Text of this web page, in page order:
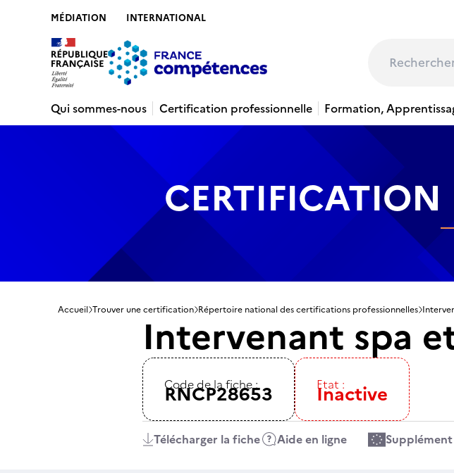
MÉDIATION INTERNATIONAL
Qui sommes-nous
Certification professionnelle Formation,
CERTIFICATION
Accueil Trouver une certification Répertoire national des certifications professionnelles
Intervenant spa
Code de la fiche :
RNCP28653 Etat :
Inactive
Télécharger la fiche Aide en ligne